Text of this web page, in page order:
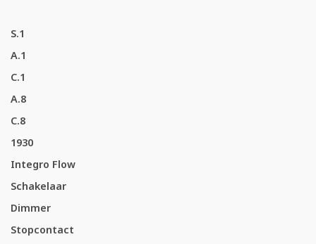
S.1
A.1
C.1
A.8
C.8
1930
Integro Flow
Schakelaar
Dimmer
Stopcontact